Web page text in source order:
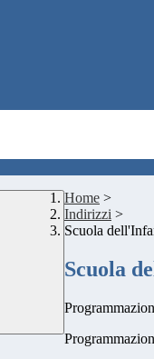
Home >
Indirizzi >
Scuola
Scuola